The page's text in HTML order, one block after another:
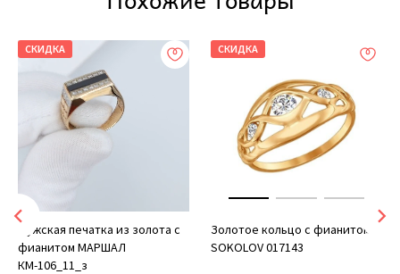
СКИДКА
Мужская печатка из золота с
фианитом МАРШАЛ
КМ-106_11_з
СКИДКА
Золотое кольцо с фианитом
SOKOLOV 017143